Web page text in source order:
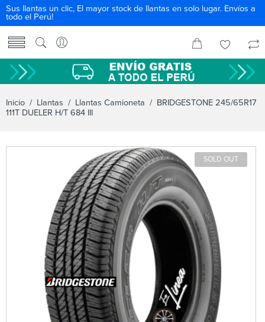
Sus llantas un clic, El mayor stock de llantas en solo lugar. Envíos a
todo el Perú!
Inicio / Llantas / Llantas Camioneta / BRIDGESTONE 245/65R17
111T DUELER H/T 684 III
SOLD OUT